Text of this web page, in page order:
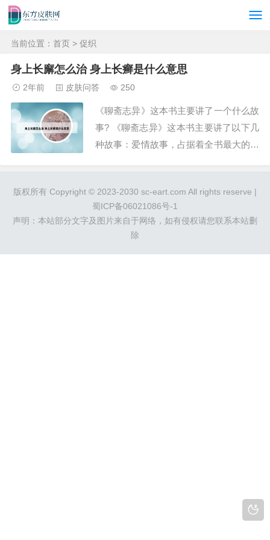
当前位置： 首页 > 促织
身上长廨怎么治 身上长癣是什么意思
2年前 皮肤问答 250
《聊斋志异》这本书主要讲了一个什么故
事? 《聊斋志异》这本书主要讲了以下几
种故事：爱情故事，占据着全书最大的比
《小谢》《连城》《宦娘》《鸦头》等。
抨击科举制度对读书人的摧残。《叶生》
版权所有 Copyright © 2023-2030 sc-eart.com All rights reserve |
蜀ICP备06021086号-1
声明：本站部分文字及图片来自于网络，如有侵权请您联系本站删
除